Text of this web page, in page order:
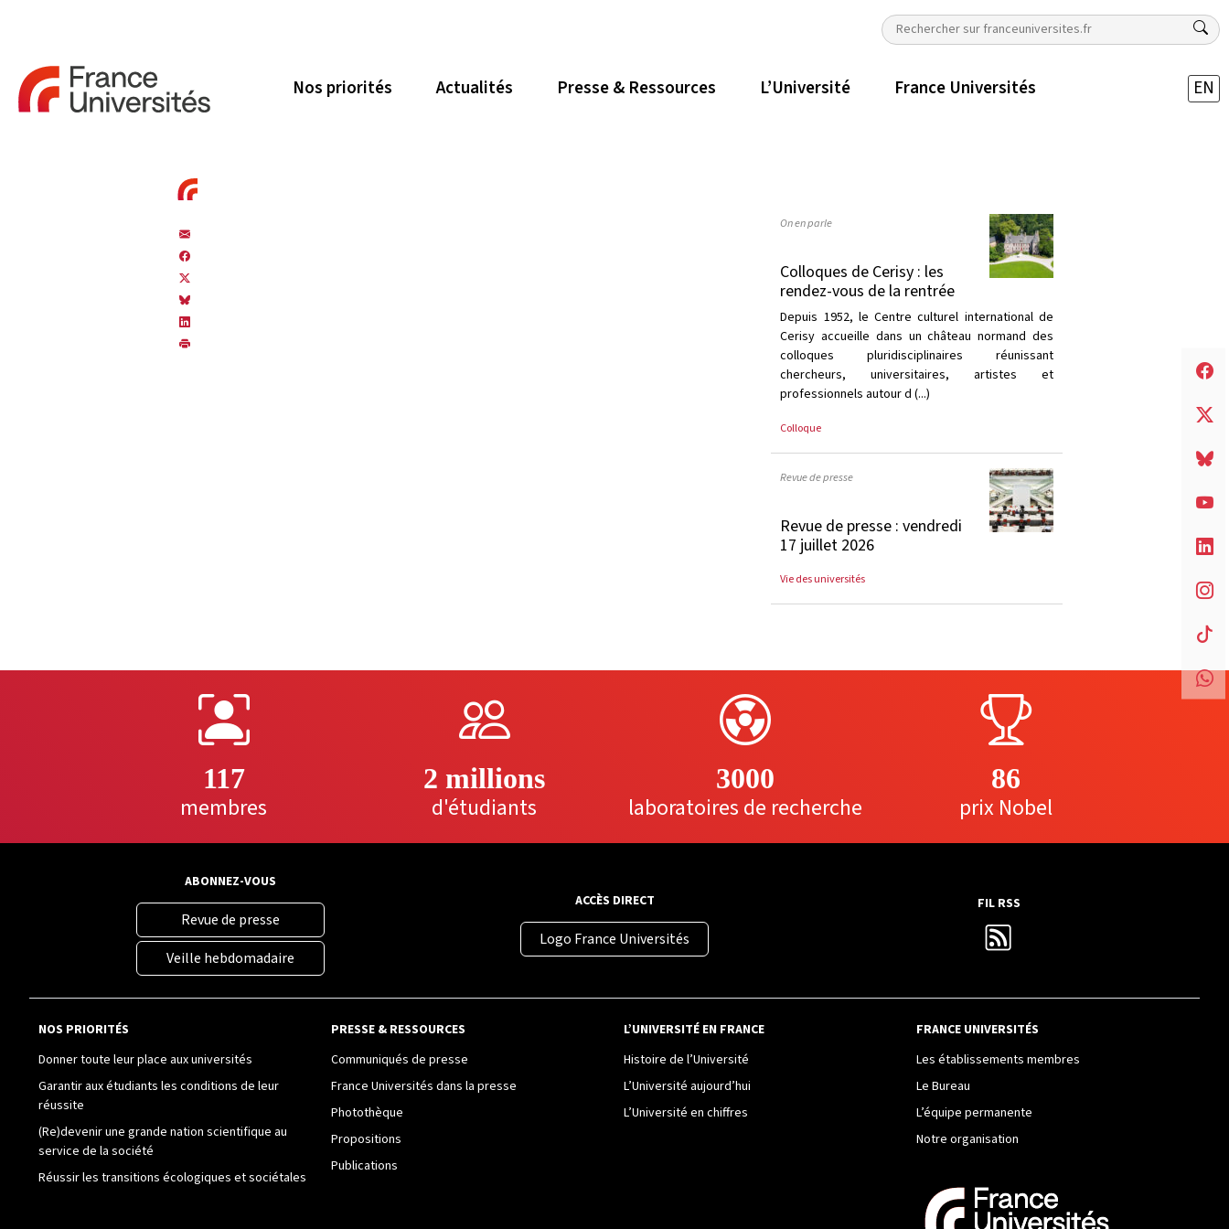
Nos priorités Actualités Presse & Ressources L’Université France Universités EN
On en parle
Colloques de Cerisy : les
rendez-vous de la rentrée
Depuis 1952, le Centre culturel international de
Cerisy accueille dans un château normand des
colloques pluridisciplinaires réunissant
chercheurs, universitaires, artistes et
professionnels autour d (...)
Colloque
Revue de presse
Revue de presse : vendredi
17 juillet 2026
Vie des universités
117
membres
2 millions
d'étudiants
3000
laboratoires de recherche
86
prix Nobel
ABONNEZ-VOUS
Revue de presse
Veille hebdomadaire
ACCÈS DIRECT
Logo France Universités
FIL RSS
NOS PRIORITÉS
Donner toute leur place aux universités
Garantir aux étudiants les conditions de leur
réussite
(Re)devenir une grande nation scientifique au
service de la société
Réussir les transitions écologiques et sociétales
PRESSE & RESSOURCES
Communiqués de presse
France Universités dans la presse
Photothèque
Propositions
Publications
L’UNIVERSITÉ EN FRANCE
Histoire de l’Université
L’Université aujourd’hui
L’Université en chiffres
FRANCE UNIVERSITÉS
Les établissements membres
Le Bureau
L’équipe permanente
Notre organisation